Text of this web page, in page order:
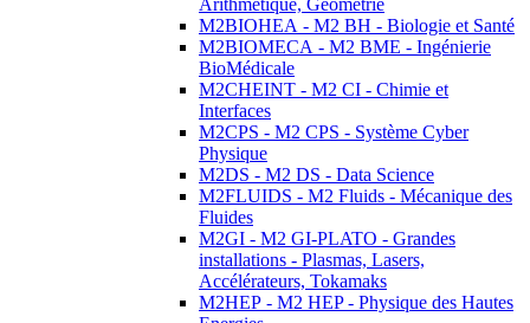
Arithmétique, Géométrie
M2BIOHEA - M2 BH - Biologie et Santé
M2BIOMECA - M2 BME - Ingénierie
BioMédicale
M2CHEINT - M2 CI - Chimie et
Interfaces
M2CPS - M2 CPS - Système Cyber
Physique
M2DS - M2 DS - Data Science
M2FLUIDS - M2 Fluids - Mécanique des
Fluides
M2GI - M2 GI-PLATO - Grandes
installations - Plasmas, Lasers,
Accélérateurs, Tokamaks
M2HEP - M2 HEP - Physique des Hautes